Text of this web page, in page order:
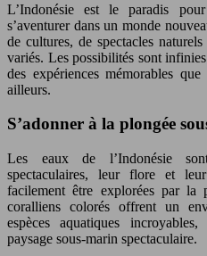
L’Indonésie est le paradis
s’aventurer dans un monde
de cultures, de spectacles
variés. Les possibilités sont
des expériences mémorables
ailleurs.
S’adonner à la plongée
Les eaux de l’Indonésie
spectaculaires, leur flore et
facilement être explorées par la
coralliens colorés offrent un
espèces aquatiques
paysage sous-marin spectaculaire.